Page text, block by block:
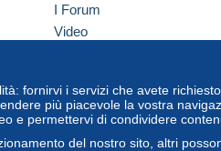
fornirvi i servizi che avete
più piacevole la vostra
e permettervi di condividere
del nostro sito, altri
I Forum
Video
Versione standard